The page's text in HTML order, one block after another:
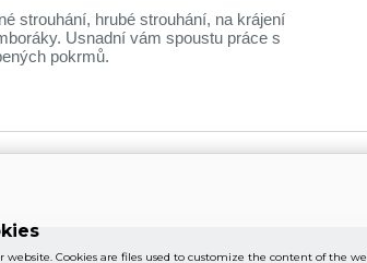
strouhání, hrubé strouhání, na krájení
Usnadní vám spoustu práce s
pokrmů.
website. Cookies are files used to customize the content of the